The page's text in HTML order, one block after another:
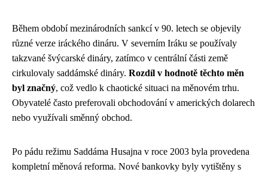
Během období mezinárodních sankcí v 90. letech se objevily
různé verze iráckého dináru. V severním Iráku se používaly
takzvané švýcarské dináry, zatímco v centrální části země
cirkulovaly saddámské dináry. Rozdíl v hodnotě těchto měn
byl značný, což vedlo k chaotické situaci na měnovém trhu.
Obyvatelé často preferovali obchodování v amerických dolarech
nebo využívali směnný obchod.
Po pádu režimu Saddáma Husajna v roce 2003 byla provedena
kompletní měnová reforma. Nové bankovky byly vytištěny s